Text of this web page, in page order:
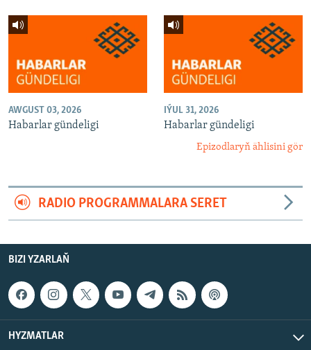
AWGUST 03, 2026
Habarlar gündeligi
IÝUL 31, 2026
Habarlar gündeligi
Epizodlaryň ählisini gör
RADIO PROGRAMMALARA SERET
BIZI YZARLAŇ
HYZMATLAR